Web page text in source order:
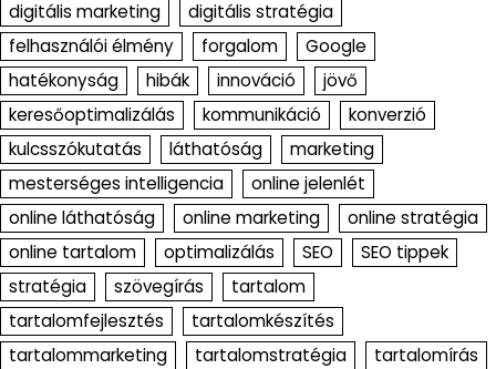
digitális marketing
digitális stratégia
felhasználói élmény
forgalom
Google
hatékonyság
hibák innováció
jövő
keresőoptimalizálás
kommunikáció
konverzió
kulcsszókutatás
láthatóság
marketing
mesterséges intelligencia
online jelenlét
online láthatóság
online marketing
online stratégia
online tartalom
optimalizálás SEO
SEO tippek
stratégia
szövegírás
tartalom
tartalomfejlesztés
tartalomkészítés
tartalommarketing
tartalomstratégia
tartalomírás